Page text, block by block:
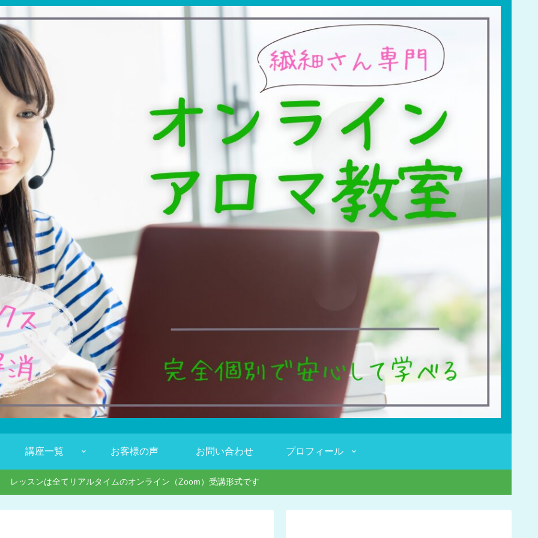
講座一覧 お客様の声 お問い合わせ プロフィール
レッスンは全てリアルタイムのオンライン（Zoom）受講形式です